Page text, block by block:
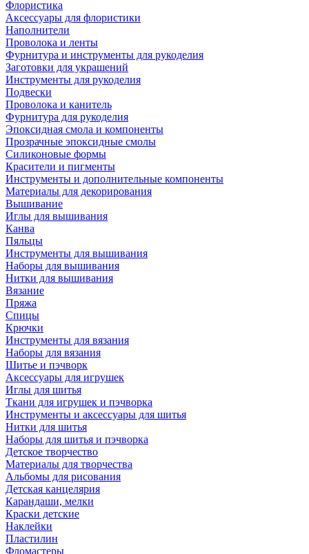
Флористика
Аксессуары для флористики
Наполнители
Проволока и ленты
Фурнитура и инструменты для рукоделия
Заготовки для украшений
Инструменты для рукоделия
Подвески
Проволока и канитель
Фурнитура для рукоделия
Эпоксидная смола и компоненты
Прозрачные эпоксидные смолы
Силиконовые формы
Красители и пигменты
Инструменты и дополнительные компоненты
Материалы для декорирования
Вышивание
Иглы для вышивания
Канва
Пяльцы
Инструменты для вышивания
Наборы для вышивания
Нитки для вышивания
Вязание
Пряжа
Спицы
Крючки
Инструменты для вязания
Наборы для вязания
Шитье и пэчворк
Аксессуары для игрушек
Иглы для шитья
Ткани для игрушек и пэчворка
Инструменты и аксессуары для шитья
Нитки для шитья
Наборы для шитья и пэчворка
Детское творчество
Материалы для творчества
Альбомы для рисования
Детская канцелярия
Карандаши, мелки
Краски детские
Наклейки
Пластилин
Фломастеры